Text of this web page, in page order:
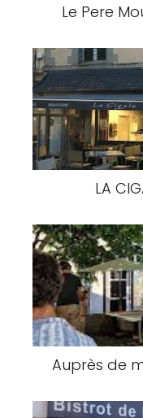
Le Pere
LA
Auprès de